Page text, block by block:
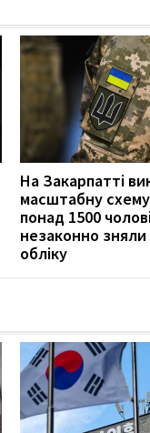
На Закарпатті
масштабну
понад 1500
незаконно зняли
обліку